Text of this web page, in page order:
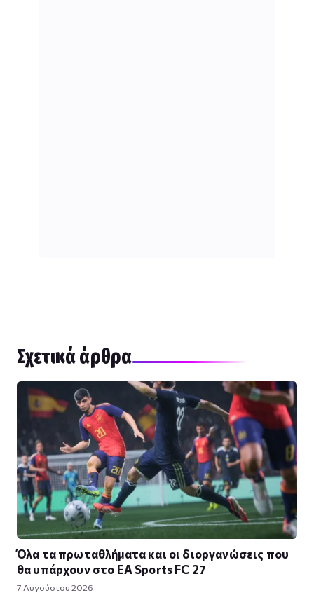
Σχετικά άρθρα
Όλα τα πρωταθλήματα και οι διοργανώσεις που
θα υπάρχουν στο EA Sports FC 27
7 Αυγούστου 2026